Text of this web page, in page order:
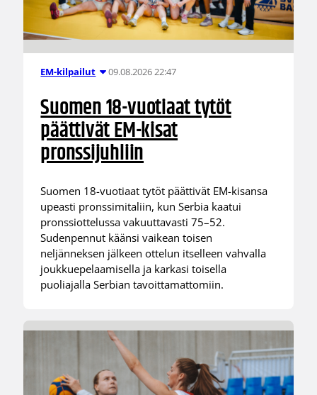
EM-kilpailut 09.08.2026 22:47
Suomen 18-vuotiaat tytöt
päättivät EM-kisat
pronssijuhliin
Suomen 18-vuotiaat tytöt päättivät EM-kisansa
upeasti pronssimitaliin, kun Serbia kaatui
pronssiottelussa vakuuttavasti 75–52.
Sudenpennut käänsi vaikean toisen
neljänneksen jälkeen ottelun itselleen vahvalla
joukkuepelaamisella ja karkasi toisella
puoliajalla Serbian tavoittamattomiin.